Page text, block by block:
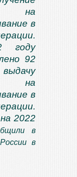
на
в
году
92
на
в
2022
в
в